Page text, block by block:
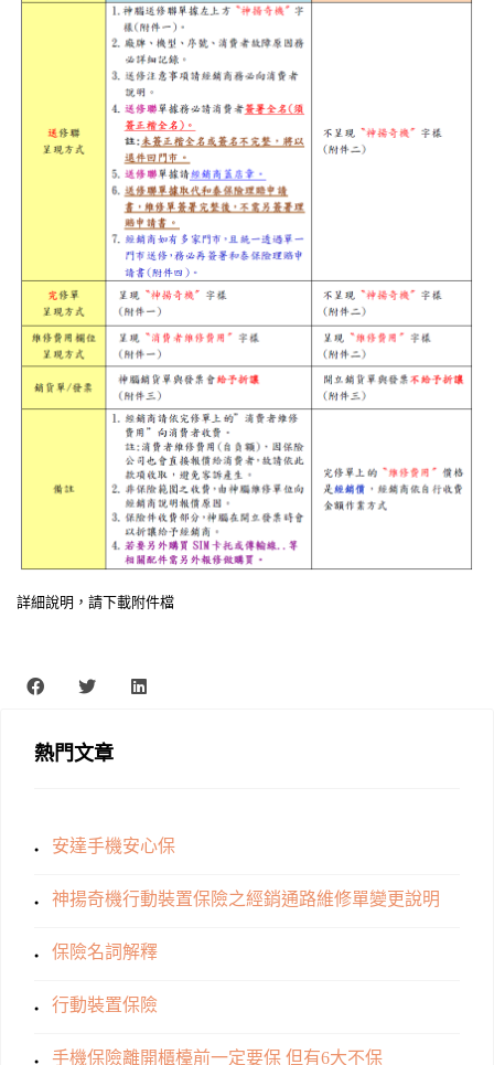
詳細說明，請下載附件檔
熱門文章
安達手機安心保
神揚奇機行動裝置保險之經銷通路維修單變更說明
保險名詞解釋
行動裝置保險
手機保險離開櫃檯前一定要保 但有6大不保